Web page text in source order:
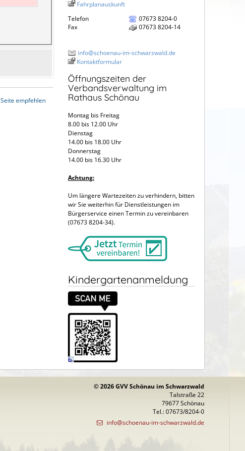
Seite empfehlen
Fahrplanauskunft
Telefon
07673 8204-0
Fax
07673 8204-14
info@schoenau-im-schwarzwald.de
Kontaktformular
Öffnungszeiten der
Verbandsverwaltung im
Rathaus Schönau
Montag bis Freitag
8.00 bis 12.00 Uhr
Dienstag
14.00 bis 18.00 Uhr
Donnerstag
14.00 bis 16.30 Uhr
Achtung:
Um längere Wartezeiten zu verhindern, bitten
wir Sie weiterhin für Dienstleistungen im
Bürgerservice einen Termin zu vereinbaren
(07673 8204-34).
Kindergartenanmeldung
© 2026 GVV Schönau im Schwarzwald
Talstraße 22
79677 Schönau
Tel.: 07673/8204-0
info@schoenau-im-schwarzwald.de